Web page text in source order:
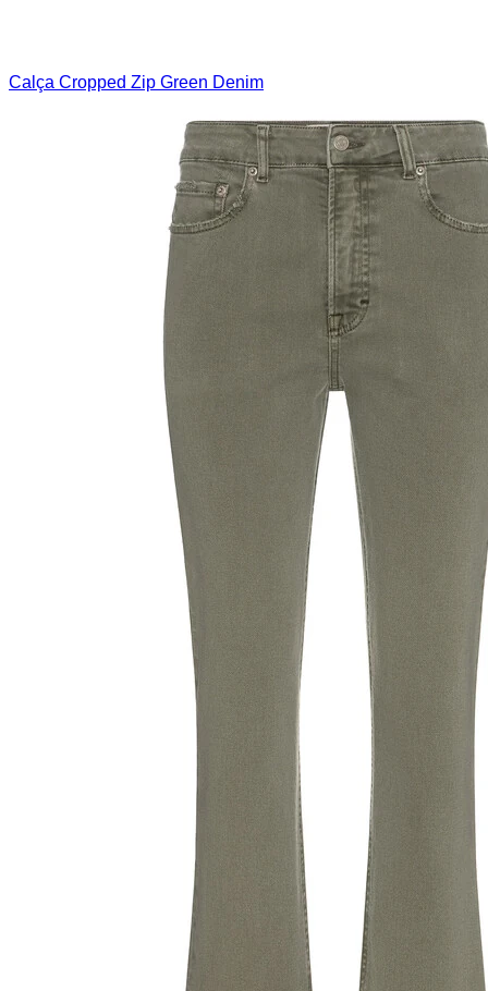
Calça Cropped Zip Green Denim